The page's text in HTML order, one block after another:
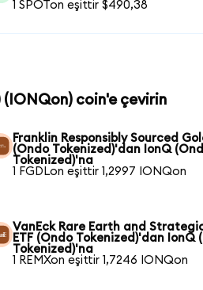
1 SPOTon eşittir $490,38
coin'e çevirin
Franklin Responsibly Sourced
(Ondo Tokenized)'dan IonQ
Tokenized)'na
1 FGDLon eşittir 1,2997 IONQon
VanEck Rare Earth and
ETF (Ondo Tokenized)'dan IonQ
Tokenized)'na
1 REMXon eşittir 1,7246 IONQon